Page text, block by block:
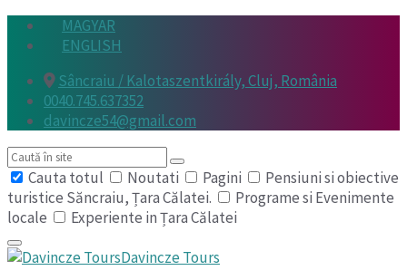
Skip
Skip
navigation
Skip
MAGYAR
ENGLISH
Sâncraiu / Kalotaszentkirály, Cluj, România
0040.745.637352
davincze54@gmail.com
Search
Cauta totul
Noutati Pagini
Pensiuni si obiective
turistice Săncraiu, Țara Călatei.
Programe si Evenimente
locale
Experiente in Țara Călatei
Davincze Tours